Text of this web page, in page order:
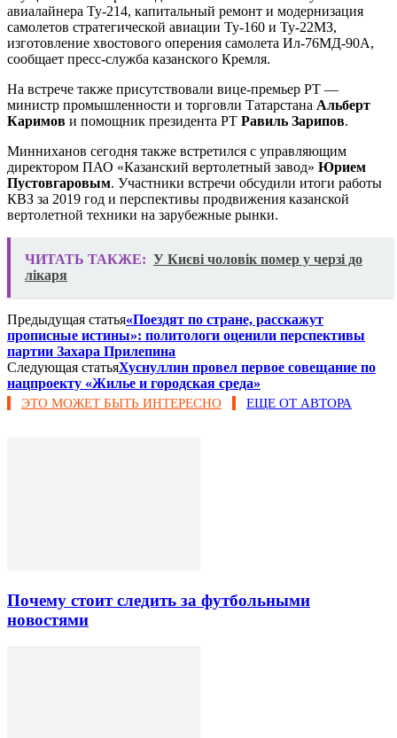
авиалайнера Ту-214, капитальный ремонт и модернизация
самолетов стратегической авиации Ту-160 и Ту-22МЗ,
изготовление хвостового оперения самолета Ил-76МД-90А,
сообщает пресс-служба казанского Кремля.
На встрече также присутствовали вице-премьер РТ —
министр промышленности и торговли Татарстана Альберт
Каримов и помощник президента РТ Равиль Зарипов.
Минниханов сегодня также встретился с управляющим
директором ПАО «Казанский вертолетный завод» Юрием
Пустовгаровым. Участники встречи обсудили итоги работы
КВЗ за 2019 год и перспективы продвижения казанской
вертолетной техники на зарубежные рынки.
ЧИТАТЬ ТАКЖЕ: У Києві чоловік помер у черзі до
лікаря
Предыдущая статья«Поездят по стране, расскажут
прописные истины»: политологи оценили перспективы
партии Захара Прилепина
Следующая статьяХуснуллин провел первое совещание по
нацпроекту «Жилье и городская среда»
ЭТО МОЖЕТ БЫТЬ ИНТЕРЕСНО ЕЩЕ ОТ АВТОРА
Почему стоит следить за футбольными
новостями